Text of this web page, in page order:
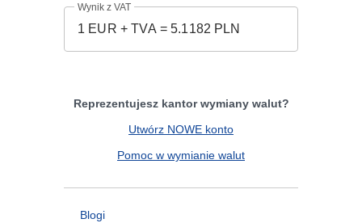
Wynik z VAT
Reprezentujesz kantor wymiany walut?
Utwórz NOWE konto
Pomoc w wymianie walut
Blogi